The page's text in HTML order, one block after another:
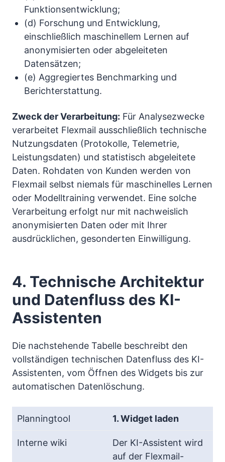
Funktionsentwicklung;
(d) Forschung und Entwicklung,
einschließlich maschinellem Lernen auf
anonymisierten oder abgeleiteten
Datensätzen;
(e) Aggregiertes Benchmarking und
Berichterstattung.
Zweck der Verarbeitung: Für Analysezwecke
verarbeitet Flexmail ausschließlich technische
Nutzungsdaten (Protokolle, Telemetrie,
Leistungsdaten) und statistisch abgeleitete
Daten. Rohdaten von Kunden werden von
Flexmail selbst niemals für maschinelles Lernen
oder Modelltraining verwendet. Eine solche
Verarbeitung erfolgt nur mit nachweislich
anonymisierten Daten oder mit Ihrer
ausdrücklichen, gesonderten Einwilligung.
4. Technische Architektur
und Datenfluss des KI-
Assistenten
Die nachstehende Tabelle beschreibt den
vollständigen technischen Datenfluss des KI-
Assistenten, vom Öffnen des Widgets bis zur
automatischen Datenlöschung.
1. Widget laden
Der KI-Assistent wird
auf der Flexmail-